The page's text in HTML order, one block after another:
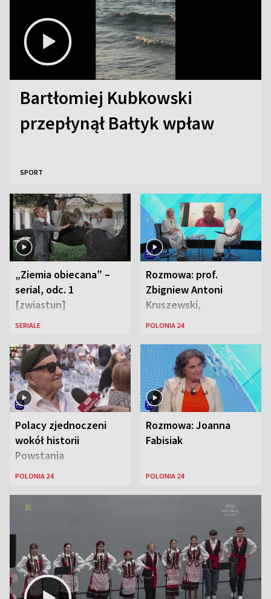
Bartłomiej Kubkowski
przepłynął Bałtyk wpław
SPORT
„Ziemia obiecana” –
serial, odc. 1
[zwiastun]
SERIALE
Rozmowa: prof.
Zbigniew Antoni
Kruszewski,
Powstaniec
Zaryan, piosenkarka
POLONIA 24
Polacy zjednoczeni
wokół historii
Powstania
Warszawskiego
POLONIA 24
Rozmowa: Joanna
Fabisiak
POLONIA 24